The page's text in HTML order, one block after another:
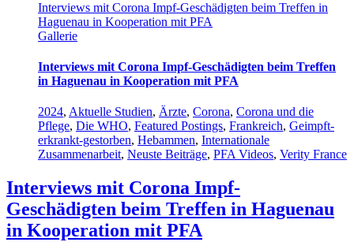
Interviews mit Corona Impf-Geschädigten beim Treffen in
Haguenau in Kooperation mit PFA
Gallerie
Interviews mit Corona Impf-Geschädigten beim Treffen
in Haguenau in Kooperation mit PFA
2024, Aktuelle Studien, Ärzte, Corona, Corona und die
Pflege, Die WHO, Featured Postings, Frankreich, Geimpft-
erkrankt-gestorben, Hebammen, Internationale
Zusammenarbeit, Neuste Beiträge, PFA Videos, Verity France
Interviews mit Corona Impf-
Geschädigten beim Treffen in Haguenau
in Kooperation mit PFA